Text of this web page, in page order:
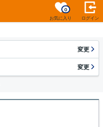
お気に入り
0
ログイン
変更
変更